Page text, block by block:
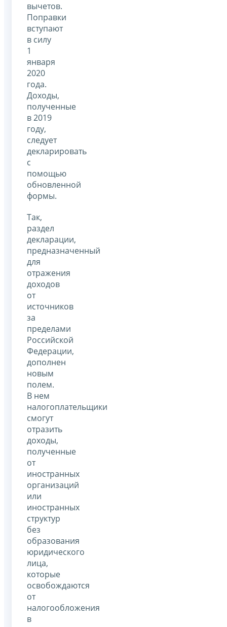
вычетов.
Поправки
вступают
в силу
1
января
2020
года.
Доходы,
полученные
в 2019
году,
следует
декларировать
с
помощью
обновленной
формы.
Так,
раздел
декларации,
предназначенный
для
отражения
доходов
от
источников
за
пределами
Российской
Федерации,
дополнен
новым
полем.
В нем
налогоплательщики
смогут
отразить
доходы,
полученные
от
иностранных
организаций
или
иностранных
структур
без
образования
юридического
лица,
которые
освобождаются
от
налогообложения
в